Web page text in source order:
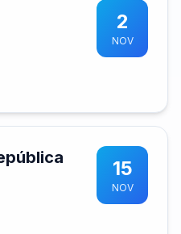
2
NOV
15
NOV